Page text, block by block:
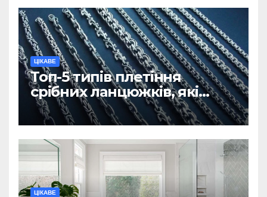
ЦІКАВЕ
Топ-5 типів плетіння
срібних ланцюжків, які
вважаються
найнадійнішими
ЦІКАВЕ